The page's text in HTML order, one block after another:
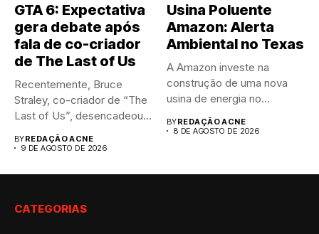
GTA 6: Expectativa
gera debate após
fala de co-criador
de The Last of Us
Recentemente, Bruce
Straley, co-criador de “The
Last of Us”, desencadeou
BYREDAÇÃO ACNE
9 DE AGOSTO DE 2026
Usina Poluente
Amazon: Alerta
Ambiental no Texas
A Amazon investe na
construção de uma nova
usina de energia no...
BYREDAÇÃO ACNE
8 DE AGOSTO DE 2026
CATEGORIAS